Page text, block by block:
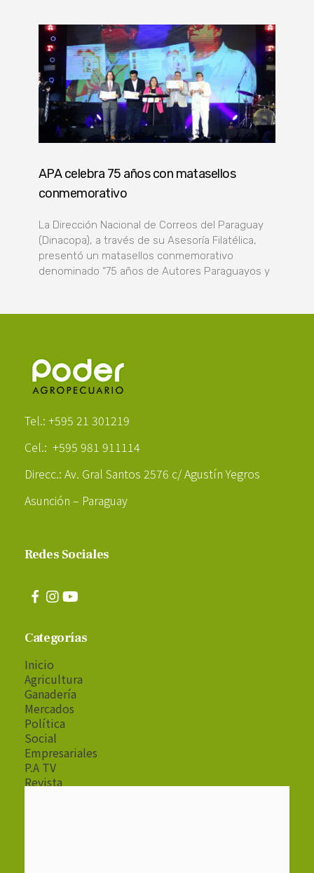
APA celebra 75 años con matasellos
conmemorativo
La Dirección Nacional de Correos del Paraguay
(Dinacopa), a través de su Asesoría Filatélica,
presentó un matasellos conmemorativo
denominado “75 años de Autores Paraguayos y
Tel.: +595 21 301219
Cel.: +595 981 911114
Direcc.: Av. Gral Santos 2576 c/ Agustín Yegros
Asunción – Paraguay
Redes Sociales
Categorías
Inicio
Agricultura
Ganadería
Mercados
Política
Social
Empresariales
P.A TV
Revista